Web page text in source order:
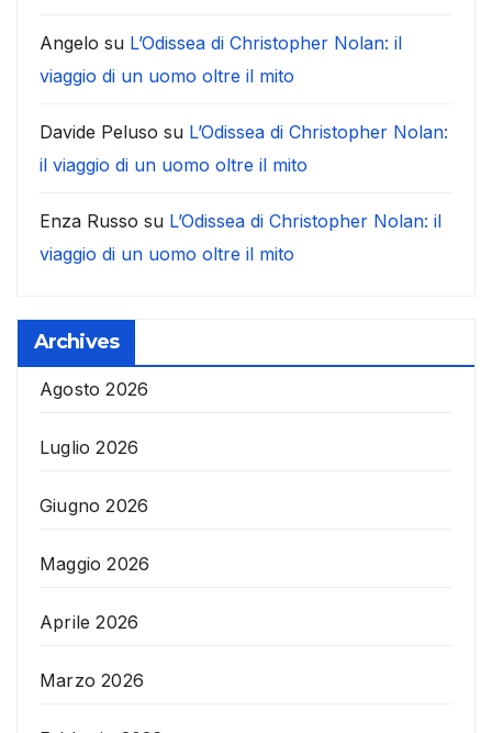
Angelo su L’Odissea di Christopher Nolan: il
viaggio di un uomo oltre il mito
Davide Peluso su L’Odissea di Christopher Nolan:
il viaggio di un uomo oltre il mito
Enza Russo su L’Odissea di Christopher Nolan: il
viaggio di un uomo oltre il mito
Archives
Agosto 2026
Luglio 2026
Giugno 2026
Maggio 2026
Aprile 2026
Marzo 2026